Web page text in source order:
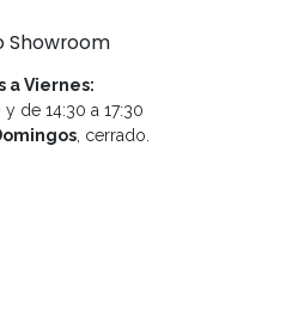
Showroom
a Viernes:
y de 14:30 a 17:30
, cerrado.